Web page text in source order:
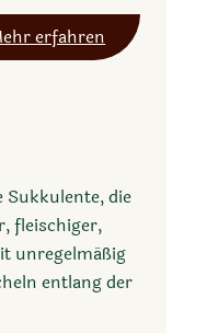
erfahren
A
a
e
r
Sukkulente, die
fleischiger,
unregelmäßig
entlang der